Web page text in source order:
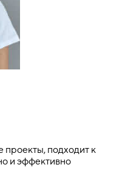
подходит к
и эффективно